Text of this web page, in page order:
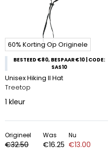
60% Korting Op Originele
BESTEED €80, BESPAAR €10 | CODE:
SAS10
Unisex Hiking II Hat
Treetop
1 kleur
Origineel
€32.50
Was
€16.25
Nu
€13.00